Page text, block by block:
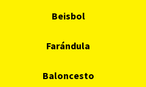
Beisbol
Farándula
Baloncesto